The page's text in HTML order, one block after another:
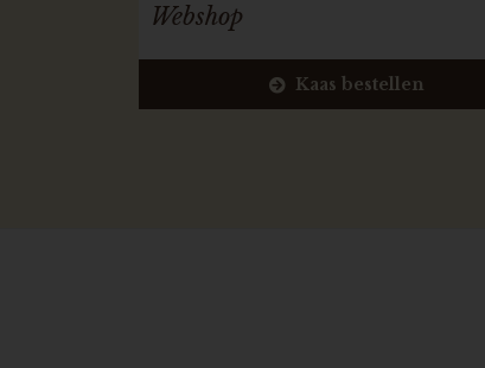
Webshop
Kaas bestellen